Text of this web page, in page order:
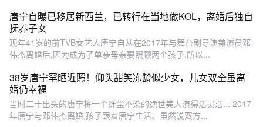
唐宁自曝已移居新西兰，已转行在当地做KOL，离婚后独自
抚养子女
现年41岁的前TVB女艺人唐宁自从在2017年与舞台剧导演兼演员邓
伟杰离婚后,因为成为了单亲母亲要照顾两个孩子,所以...
38岁唐宁罕晒近照！仰头甜笑冻龄似少女，儿女双全虽离
婚仍幸福
当时二十出头的唐宁将一个纤尘不染的绝世美人演得活灵活... 2017
年唐宁与邓伟杰离婚,孩子跟着唐宁生活。虽然说双方...